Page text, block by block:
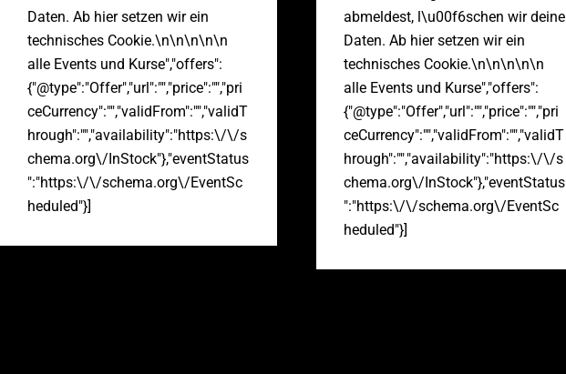
Daten. Ab hier setzen wir ein
technisches Cookie.\n\n\n\n\n
alle Events und Kurse","offers":
{"@type":"Offer","url":"","price":"","pri
ceCurrency":"","validFrom":"","validT
hrough":"","availability":"https:\/\/s
chema.org\/InStock"},"eventStatus
":"https:\/\/schema.org\/EventSc
heduled"}]
abmeldest, l\u00f6schen wir deine
Daten. Ab hier setzen wir ein
technisches Cookie.\n\n\n\n\n
alle Events und Kurse","offers":
{"@type":"Offer","url":"","price":"","pri
ceCurrency":"","validFrom":"","validT
hrough":"","availability":"https:\/\/s
chema.org\/InStock"},"eventStatus
":"https:\/\/schema.org\/EventSc
heduled"}]